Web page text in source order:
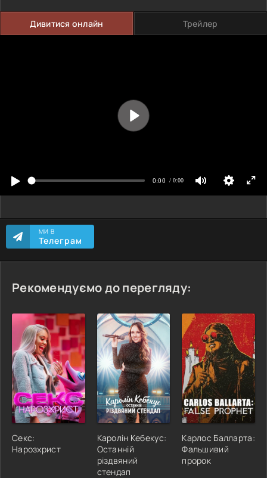
Дивитися онлайн Трейлер
МИ В
Телеграм
Рекомендуємо до перегляду:
Секс:
Нарозхрист
Каролін Кебекус:
Останній
різдвяний
стендап
Карлос Балларта:
Фальшивий
пророк